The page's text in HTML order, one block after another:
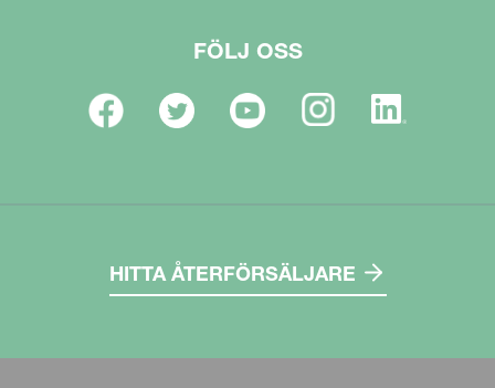
FÖLJ OSS
HITTA ÅTERFÖRSÄLJARE